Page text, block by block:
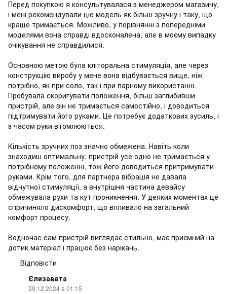
Перед покупкою я консультувалася з менеджером магазину,
і мені рекомендували цю модель як більш зручну і таку, що
краще тримається. Можливо, у порівнянні з попередніми
моделями вона справді вдосконалена, але в моєму випадку
очікування не справдилися.
Основною метою була кліторальна стимуляція, але через
конструкцію виробу у мене вона відбувається вище, ніж
потрібно, як при соло, так і при парному використанні.
Пробувала скоригувати положення, більш заглибивши
пристрій, але він не тримається самостійно, і доводиться
підтримувати його руками. Це потребує додаткових зусиль, і
з часом руки втомлюються.
Кількість зручних поз значно обмежена. Навіть коли
знаходиш оптимальну, пристрій усе одно не тримається у
потрібному положенні, тож його доводиться притримувати
руками. Крім того, для партнера вібрація не давала
відчутної стимуляції, а внутрішня частина девайсу
обмежувала рухи та кут проникнення. У деяких моментах це
спричиняло дискомфорт, що впливало на загальний
комфорт процесу.
Водночас сам пристрій виглядає стильно, має приємний на
дотик матеріал і працює без нарікань.
Відповісти
Єлизавета
29.12.2024 в 01:15